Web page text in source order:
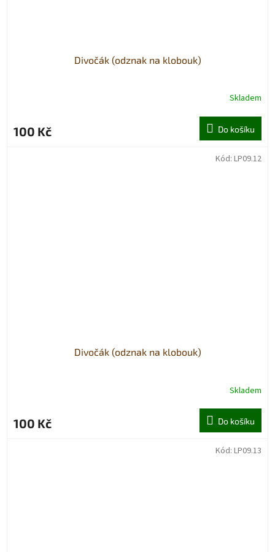
Divočák (odznak na klobouk)
Skladem
100 Kč Do košíku
Divočák (odznak na klobouk)
Skladem
100 Kč Do košíku
Kód: LP09.12
Kód: LP09.13